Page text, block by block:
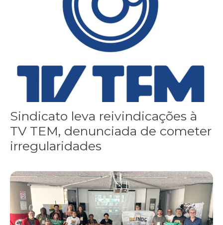
Sindicato leva reivindicações à
TV TEM, denunciada de cometer
irregularidades
FNDC aprova plataforma de 20 pontos para as eleições 2026